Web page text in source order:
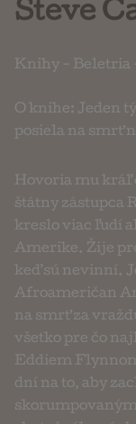
Steve
Knihy - Beletria
O knihe: Jeden
posiela na smrť
Hovoria mu kráľ
štátny zástupca
kreslo viac ľudí
Amerike. Žije
keď sú nevinní.
Afroameričan
na smrť za
všetko pre čo
Eddiem
dní na to, aby